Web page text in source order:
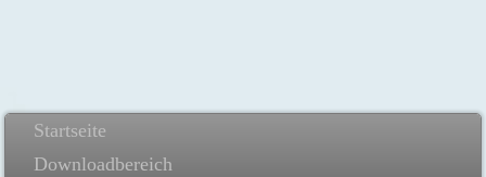
Startseite
Downloadbereich